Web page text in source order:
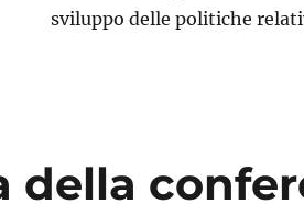
sviluppo delle politiche
della